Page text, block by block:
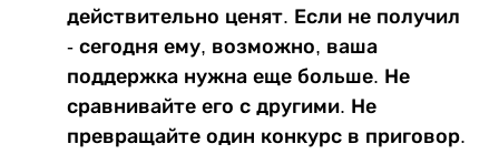
действительно ценят. Если не получил
- сегодня ему, возможно, ваша
поддержка нужна еще больше. Не
сравнивайте его с другими. Не
превращайте один конкурс в приговор.